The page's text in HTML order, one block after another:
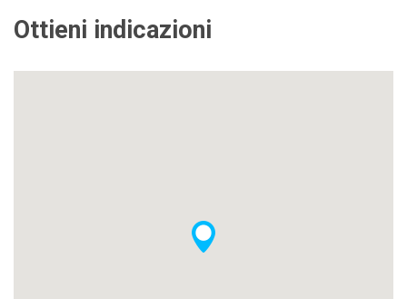
Ottieni indicazioni